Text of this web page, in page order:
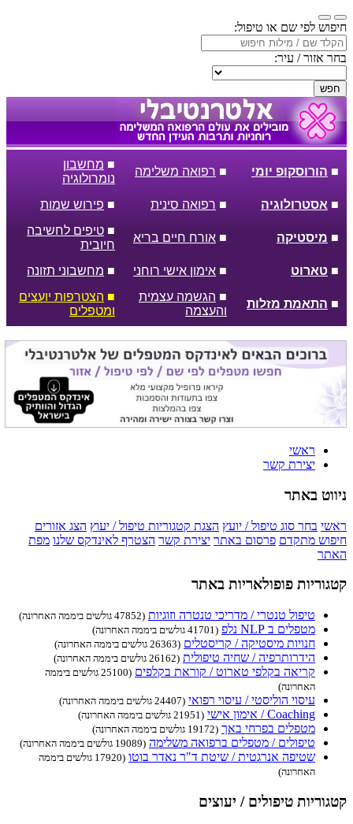
חיפוש לפי שם או טיפול:
בחר אזור / עיר:
חפש
■ הורוסקופ יומי ■ רפואה משלימה
■ מחשבון
נומרולוגיה
■ אסטרולוגיה ■ רפואה סינית ■ פירוש שמות
■ מיסטיקה ■ אורח חיים בריא
■ טיפים לחשיבה
חיובית
■ טארוט ■ אימון אישי רוחני ■ מחשבוני תזונה
■ התאמת מזלות
■ הגשמה עצמית
והעצמה
■ הצטרפות יועצים
ומטפלים
ראשי
יצירת קשר
ניווט באתר
ראשי בחר סוג טיפול / יועץ הצגת קטגוריות טיפול / יעוץ הצג אזורים
חיפוש מתקדם פרסום באתר יצירת קשר הצטרף לאינדקס שלנו מפת
האתר
קטגוריות פופולאריות באתר
טיפול טנטרי / מדריכי טנטרה וזוגיות (47852 גולשים ביממה האחרונה)
מטפלים ב NLP נלפ (41701 גולשים ביממה האחרונה)
חנויות מיסטיקה / קריסטלים (26363 גולשים ביממה האחרונה)
הידרותרפיה / שחיה טיפולית (26162 גולשים ביממה האחרונה)
קריאה בקלפי טארוט / קוראת בקלפים
(25100 גולשים ביממה
האחרונה)
עיסוי הוליסטי / עיסוי רפואי (24407 גולשים ביממה האחרונה)
Coaching / אימון אישי (21951 גולשים ביממה האחרונה)
מטפלים בפרחי באך (19172 גולשים ביממה האחרונה)
טיפולים / מטפלים ברפואה משלימה (19089 גולשים ביממה האחרונה)
שטיפה אנרגטית / שיטת ד"ר נאדר בוטו
(17920 גולשים ביממה
האחרונה)
קטגוריות טיפולים / יעוצים